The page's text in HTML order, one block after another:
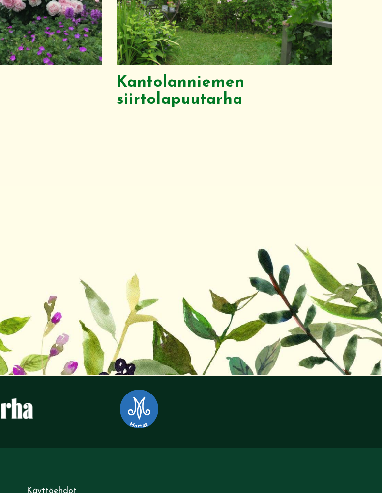
Kantolanniemen
siirtolapuutarha
Käyttöehdot